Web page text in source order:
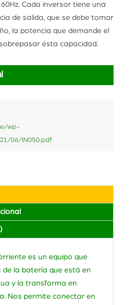
Cada inversor tiene una
de salida, que se debe tomar
la potencia que demande el
ésta capacidad.
wp-
06/IN050.pdf
es un equipo que
la batería que está en
y la transforma en
Nos permite conectar en